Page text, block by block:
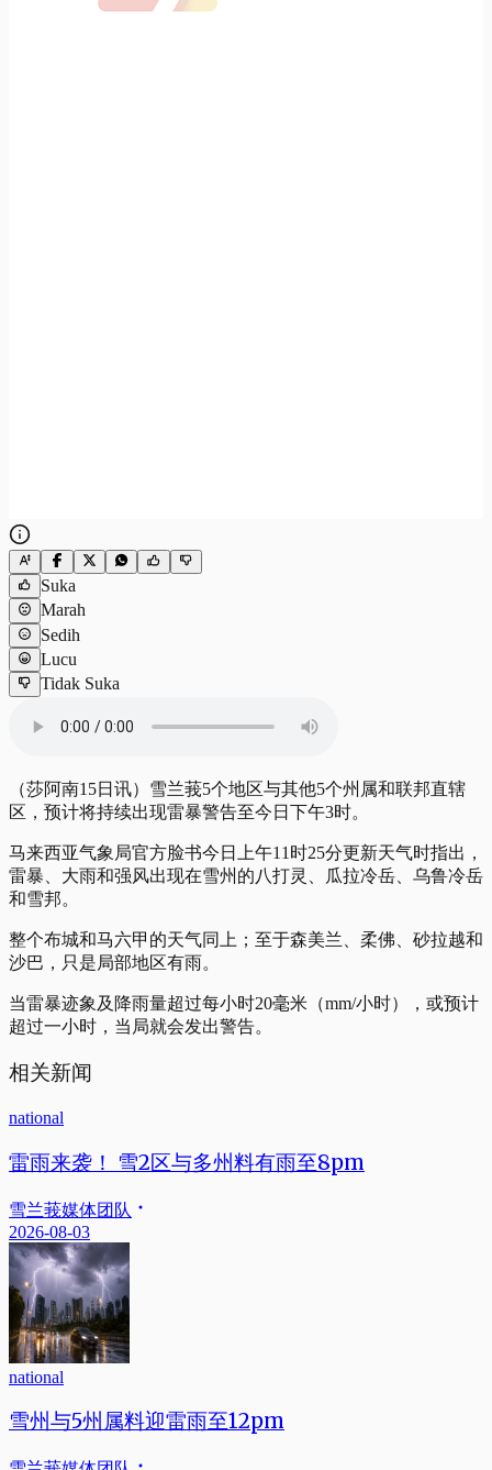
Suka
Marah
Sedih
Lucu
Tidak Suka
（莎阿南15日讯）雪兰莪5个地区与其他5个州属和联邦直辖
区，预计将持续出现雷暴警告至今日下午3时。
马来西亚气象局官方脸书今日上午11时25分更新天气时指出，
雷暴、大雨和强风出现在雪州的八打灵、瓜拉冷岳、乌鲁冷岳
和雪邦。
整个布城和马六甲的天气同上；至于森美兰、柔佛、砂拉越和
沙巴，只是局部地区有雨。
当雷暴迹象及降雨量超过每小时20毫米（mm/小时），或预计
超过一小时，当局就会发出警告。
相关新闻
national
雷雨来袭！ 雪2区与多州料有雨至8pm
雪兰莪媒体团队
2026-08-03
national
雪州与5州属料迎雷雨至12pm